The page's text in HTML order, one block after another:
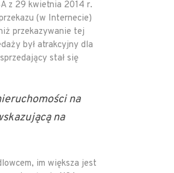
z 29 kwietnia 2014 r.
(w Internecie)
przekazywanie tej
był atrakcyjny dla
stał się
na
na
im większa jest